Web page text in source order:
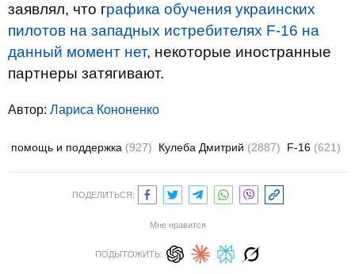
заявлял, что графика обучения украинских
пилотов на западных истребителях F-16 на
данный момент нет, некоторые иностранные
партнеры затягивают.
Автор: Лариса Кононенко
помощь и поддержка (927) Кулеба Дмитрий (2887) F-16 (621)
ПОДЕЛИТЬСЯ:
Мне нравится
ПОДЫТОЖИТЬ: